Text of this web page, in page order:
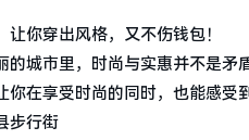
你穿出风格，又不伤钱包！
的城市里，时尚与实惠并不是
你在享受时尚的同时，也能感受
步行街